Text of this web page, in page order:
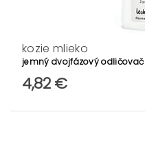
kozie mlieko
jemný dvojfázový odličovač
4,82 €